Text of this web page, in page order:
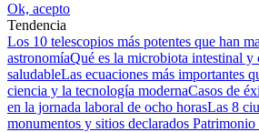
Ok, acepto
Tendencia
Los 10 telescopios más potentes que han
astronomíaQué es la microbiota intestinal y
saludableLas ecuaciones más importantes
ciencia y la tecnología modernaCasos de
en la jornada laboral de ocho horasLas 8
monumentos y sitios declarados